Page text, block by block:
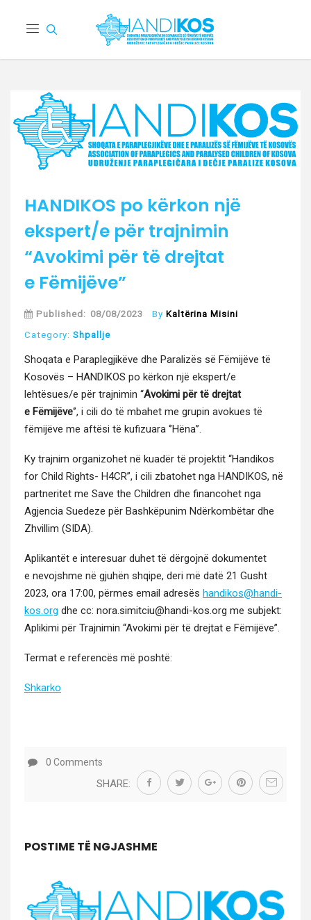
HANDIKOS po kërkon një
ekspert/e për trajnimin
“Avokimi për të drejtat
e Fëmijëve”
Published: 08/08/2023 By Kaltërina Misini
Category: Shpallje
Shoqa­ta e Para­plegjikëve dhe Par­al­izës së Fëmi­jëve të
Kosovës – HANDIKOS po kërkon një ekspert/e
lehtësues/e për tra­jn­imin “Avoki­mi për të drej­tat
e Fëmi­jëve‘’, i cili do të mba­het me grupin avokues të
fëmi­jëve me aftësi të kufizuara ‘’Hëna’’.
Ky tra­jn­im orga­ni­zo­het në kuadër të pro­jek­tit “Hand­ikos
for Child Rights- H4CR”, i cili zba­to­het nga HANDIKOS, në
part­ner­itet me Save the Chil­dren dhe finan­co­het nga
Agjen­cia Suedeze për Bashkëpunim Ndërkom­bë­tar dhe
Zhvil­lim (SIDA).
Aplikan­tët e intere­suar duhet të dër­go­jnë doku­mentet
e nevo­jshme në gjuhën shqipe, deri më datë 21 Gusht
2023, ora 17:00, përmes email adresës handikos@handi-
kos.org dhe cc: nora.simitciu@handi-kos.org me sub­jekt:
Apliki­mi për Tra­jn­imin “Avoki­mi për të drej­tat e Fëmijëve”.
Ter­mat e ref­er­encës më poshtë:
Shkarko
0 Comments
POSTIME TË NGJASHME